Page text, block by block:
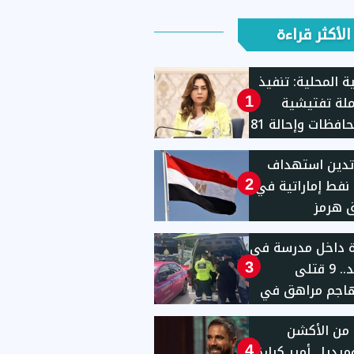
الأكثر قراءة
1
المحلية: تنفيذ
حملة تفتيشية
بـ11محافظات وإحالة 81
والشئون
2
استهداف
نفط إماراتية في
هرمز
3
داخل مدرسة في
تايلاند.. 9 قتلى
مراهق في
4
من الأكشن